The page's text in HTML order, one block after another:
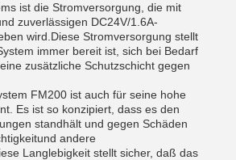
ist die Stromversorgung, die mit
zuverlässigen DC24V/1.6A-
wird.Diese Stromversorgung stellt
immer bereit ist, sich bei Bedarf
zusätzliche Schutzschicht gegen
FM200 ist auch für seine hohe
Es ist so konzipiert, dass es den
standhält und gegen Schäden
andere
Langlebigkeit stellt sicher, daß das